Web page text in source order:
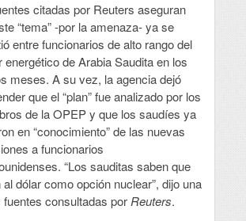
citadas por Reuters aseguran
“tema” -por la amenaza- ya se
entre funcionarios de alto rango del
energético de Arabia Saudita en los
meses. A su vez, la agencia dejó
que el “plan” fue analizado por los
de la OPEP y que los saudíes ya
en “conocimiento” de las nuevas
a funcionarios
“Los sauditas saben que
al dólar como opción nuclear”, dijo una
fuentes consultadas por Reuters.